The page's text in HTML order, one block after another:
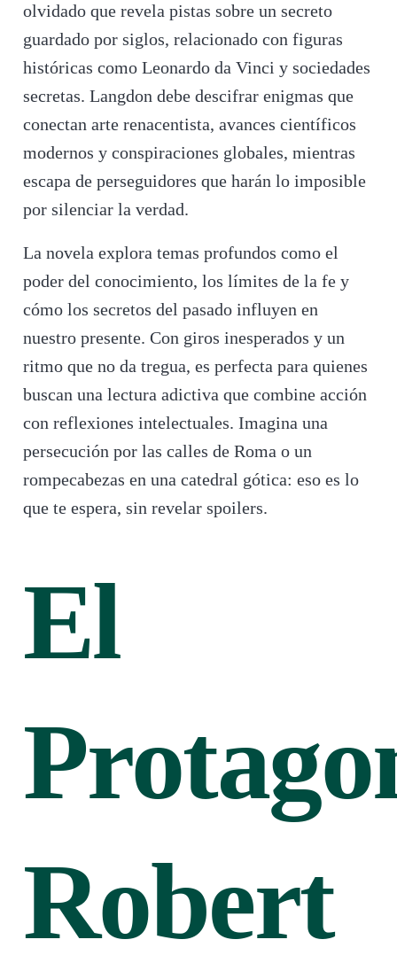
olvidado que revela pistas sobre un secreto
guardado por siglos, relacionado con figuras
históricas como Leonardo da Vinci y sociedades
secretas. Langdon debe descifrar enigmas que
conectan arte renacentista, avances científicos
modernos y conspiraciones globales, mientras
escapa de perseguidores que harán lo imposible
por silenciar la verdad.
La novela explora temas profundos como el
poder del conocimiento, los límites de la fe y
cómo los secretos del pasado influyen en
nuestro presente. Con giros inesperados y un
ritmo que no da tregua, es perfecta para quienes
buscan una lectura adictiva que combine acción
con reflexiones intelectuales. Imagina una
persecución por las calles de Roma o un
rompecabezas en una catedral gótica: eso es lo
que te espera, sin revelar spoilers.
El
Robert